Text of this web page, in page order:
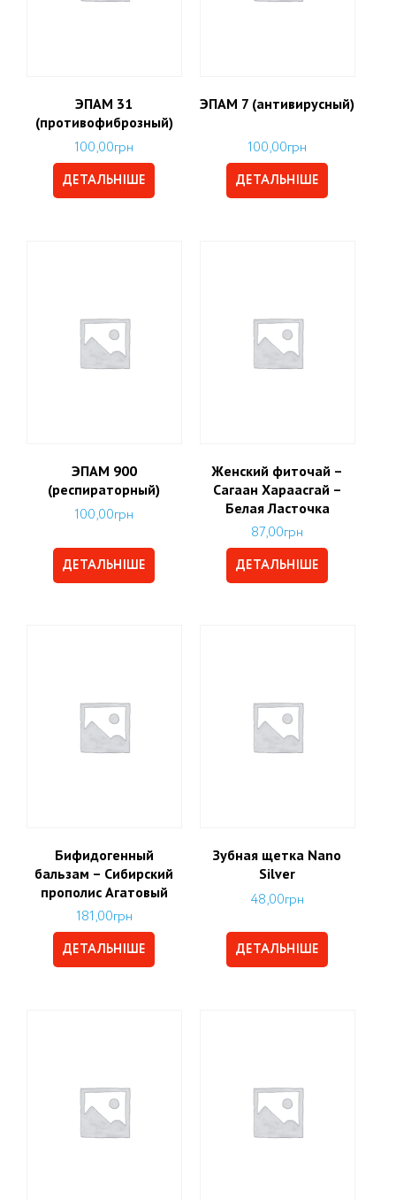
ЭПАМ 31
(противофиброзный)
100,00грн
ДЕТАЛЬНІШЕ
ЭПАМ 7 (антивирусный)
100,00грн
ДЕТАЛЬНІШЕ
ЭПАМ 900
(респираторный)
100,00грн
ДЕТАЛЬНІШЕ
Женский фиточай –
Сагаан Хараасгай –
Белая Ласточка
87,00грн
ДЕТАЛЬНІШЕ
Бифидогенный
бальзам – Сибирский
прополис Агатовый
181,00грн
ДЕТАЛЬНІШЕ
Зубная щетка Nano
Silver
48,00грн
ДЕТАЛЬНІШЕ